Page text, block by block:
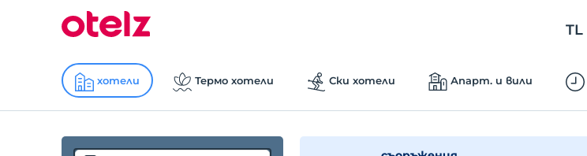
TL
хотели Термо хотели Ски хотели Апарт. и вили